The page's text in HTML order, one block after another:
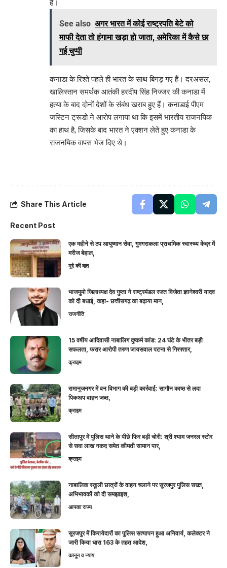
हैं।
See also अगर भारत में कोई राष्ट्रपति बेटे को
माफी देता तो हंगामा खड़ा हो जाता, अमेरिका में कैसे छा
गई चुप्पी
कनाडा के रिश्ते पहले ही भारत के साथ बिगड़ गए हैं। दरअसल,
खालिस्तान समर्थक आतंकी हरदीप सिंह निज्जर की कनाडा में
हत्या के बाद दोनों देशों के संबंध खराब हुए हैं। कनाडाई पीएम
जस्टिन ट्रूडो ने आरोप लगाया था कि इसमें भारतीय राजनयिक
का हाथ है, जिसके बाद भारत ने एक्शन लेते हुए कनाडा के
राजनयिक वापस भेज दिए थे।
Share This Article
Recent Post
एक महीने से ठप आयुष्मान सेवा, गुमगराकला प्राथमिक स्वास्थ्य केंद्र में
मरीज बेहाल,
मुद्दे की बात
भाजयुमो जिलाध्यक्ष देव गुप्ता ने राष्ट्रमंडल रजत विजेता ज्ञानेश्वरी यादव
को दी बधाई, कहा- छत्तीसगढ़ का बढ़ाया मान,
राजनीति
15 वर्षीय आदिवासी नाबालिग दुष्कर्म कांड: 24 घंटे के भीतर बड़ी
सफलता, फरार आरोपी तरुण जायसवाल पटना से गिरफ्तार,
क्राइम
रामानुजनगर में वन विभाग की बड़ी कार्रवाई: सागौन काष्ठ से लदा
पिकअप वाहन जब्त,
क्राइम
सीतापुर में पुलिस थाने के पीछे फिर बड़ी चोरी: श्री श्याम जनरल स्टोर
से सवा लाख नकद समेत कीमती सामान पार,
क्राइम
नाबालिक स्कूली छात्रों के वाहन चलाने पर सूरजपुर पुलिस सख्त,
अभिभावकों को दी समझाइश,
आपका राज्य
सूरजपुर में किरायेदारों का पुलिस सत्यापन हुआ अनिवार्य, कलेक्टर ने
जारी किया धारा 163 के तहत आदेश,
कानून व न्याय